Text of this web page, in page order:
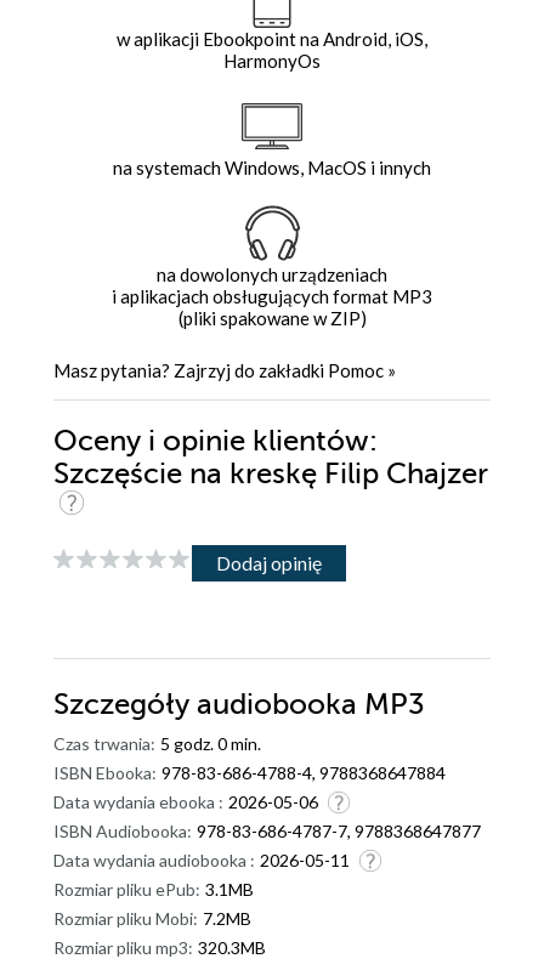
w aplikacji Ebookpoint na Android, iOS,
HarmonyOs
na systemach Windows, MacOS i innych
na dowolonych urządzeniach
i aplikacjach obsługujących format MP3
(pliki spakowane w ZIP)
Masz pytania? Zajrzyj do zakładki Pomoc »
Oceny i opinie klientów:
Szczęście na kreskę Filip Chajzer
Dodaj opinię
Szczegóły audiobooka MP3
Czas trwania: 5 godz. 0 min.
ISBN Ebooka: 978-83-686-4788-4, 9788368647884
Data wydania ebooka : 2026-05-06
ISBN Audiobooka: 978-83-686-4787-7, 9788368647877
Data wydania audiobooka : 2026-05-11
Rozmiar pliku ePub: 3.1MB
Rozmiar pliku Mobi: 7.2MB
Rozmiar pliku mp3: 320.3MB